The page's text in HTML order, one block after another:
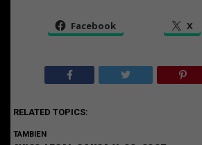
Facebook X
RELATED TOPICS:
TAMBIEN